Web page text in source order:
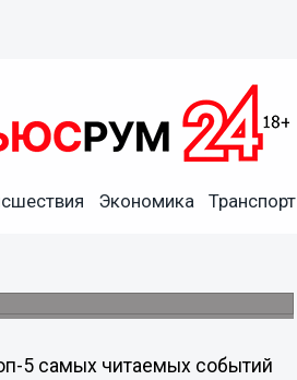
Экономика Транспорт
прошедшей
5 самых читаемых событий